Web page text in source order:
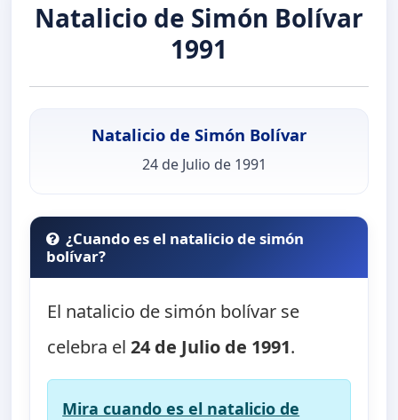
Natalicio de Simón Bolívar
1991
Natalicio de Simón Bolívar
24 de Julio de 1991
¿Cuando es el natalicio de simón
bolívar?
El natalicio de simón bolívar se
celebra el24 de Julio de 1991.
Mira cuando es el natalicio de